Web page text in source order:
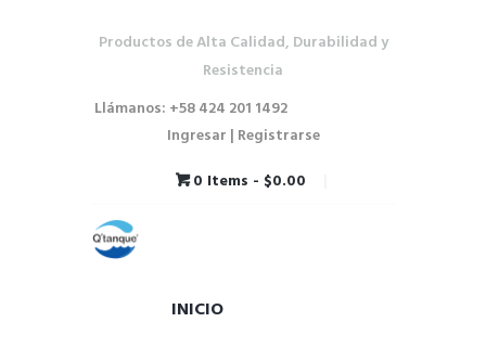
Productos de Alta Calidad, Durabilidad y
Resistencia
Llámanos: +58 424 201 1492
Ingresar | Registrarse
0 Items - $0.00
INICIO